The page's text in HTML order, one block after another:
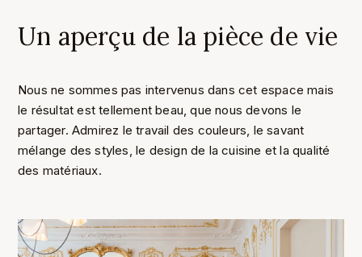
Un aperçu de la pièce de vie
Nous ne sommes pas intervenus dans cet espace mais
le résultat est tellement beau, que nous devons le
partager. Admirez le travail des couleurs, le savant
mélange des styles, le design de la cuisine et la qualité
des matériaux.